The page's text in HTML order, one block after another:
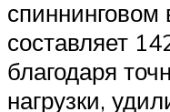
спиннинговом
составляет
благодаря
нагрузки,